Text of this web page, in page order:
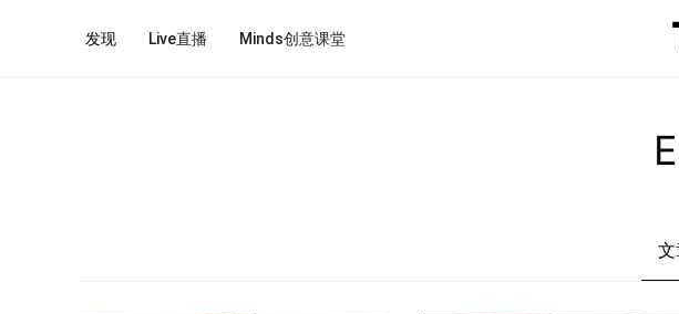
发现 Live直播 Minds创意课堂